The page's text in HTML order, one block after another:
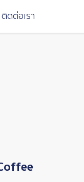
ติดต่อเรา